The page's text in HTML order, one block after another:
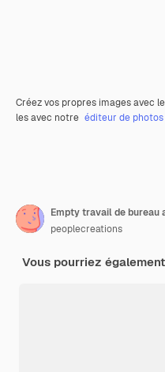
Créez vos propres images avec le
les avec notre éditeur de photos
Empty travail de bureau
peoplecreations
Vous pourriez